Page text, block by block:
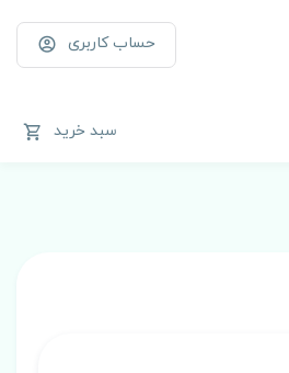
حساب کاربری
سبد خرید